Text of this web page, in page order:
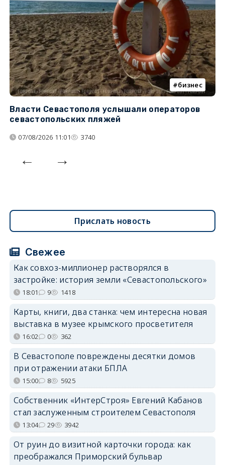
бизнес
Власти Севастополя услышали операторов
севастопольских пляжей
07/08/2026 11:01 3740
Прислать новость
Свежее
Как совхоз-миллионер растворялся в
застройке: история земли «Севастопольского»
18:01 9 1418
Карты, книги, два станка: чем интересна новая
выставка в музее крымского просветителя
16:02 0 362
В Севастополе повреждены десятки домов
при отражении атаки БПЛА
15:00 8 5925
Собственник «ИнтерСтроя» Евгений Кабанов
стал заслуженным строителем Севастополя
13:04 29 3942
От руин до визитной карточки города: как
преображался Приморский бульвар